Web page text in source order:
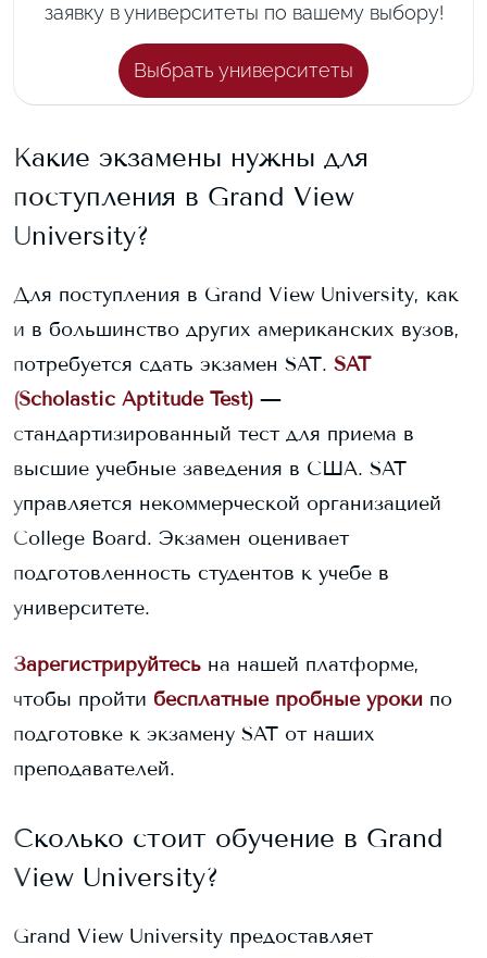
заявку в университеты по вашему выбору!
Выбрать университеты
Какие экзамены нужны для
поступления в Grand View
University?
Для поступления в Grand View University, как
и в большинство других американских вузов,
потребуется сдать экзамен SAT. SAT
(Scholastic Aptitude Test) —
стандартизированный тест для приема в
высшие учебные заведения в США. SAT
управляется некоммерческой организацией
College Board. Экзамен оценивает
подготовленность студентов к учебе в
университете.
Зарегистрируйтесь на нашей платформе,
чтобы пройти бесплатные пробные уроки по
подготовке к экзамену SAT от наших
преподавателей.
Сколько стоит обучение в Grand
View University?
Grand View University предоставляет